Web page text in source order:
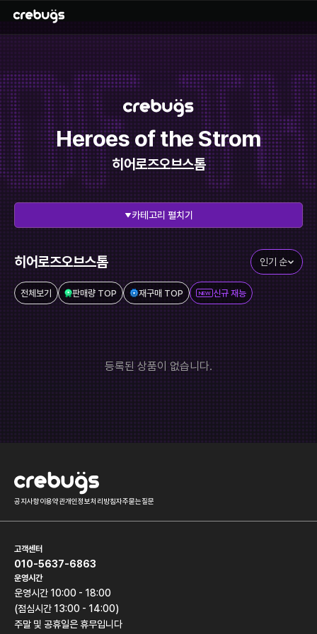
Heroes of the Strom
히어로즈오브스톰
에이펙스레전드
이터널리턴 스타크래프트
메이플스토리 FC온라인
롤토체스 오버워치
히어로즈오브스톰 배틀그라운드
서든어택 하스스톤
던전앤파이터 모바일게임
기타
펼치기
히어로즈오브스톰
전체보기 판매량 TOP 재구매 TOP NEW 신규 재능
인기 순
등록된 상품이 없습니다.
공지사항이용약관개인정보처리방침자주묻는질문
고객센터
010-5637-6863
운영시간
운영시간 10:00 - 18:00
(점심시간 13:00 - 14:00)
주말 및 공휴일은 휴무입니다